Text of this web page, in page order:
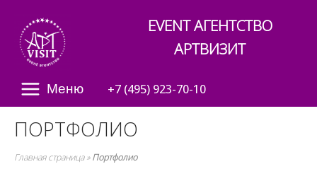
content
Home
EVENT АГЕНТСТВО
АРТВИЗИТ
Меню Menu+7 (495) 923-70-10
ПОРТФОЛИО
Главная страница»Портфолио